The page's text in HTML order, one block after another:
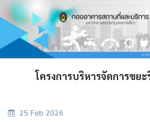
โครงการบริหารจัดการขยะ
25 Feb 2026